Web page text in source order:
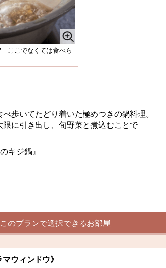
ここでなくては食べら
歩いてたどり着いた極めつきの鍋料理。
に引き出し、旬野菜と煮込むことで
キジ鍋』
このプランで選択できるお部屋
ウィンドウ》